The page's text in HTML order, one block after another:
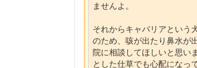
ませんよ。
それからキャバリアという
のため、咳が出たり鼻水が
院に相談してほしいと思い
とした仕草でも心配になっ